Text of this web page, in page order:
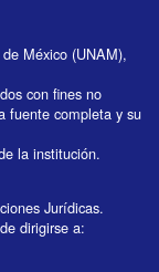
México (UNAM),
con fines no
fuente completa y su
la institución.
Jurídicas.
dirigirse a: